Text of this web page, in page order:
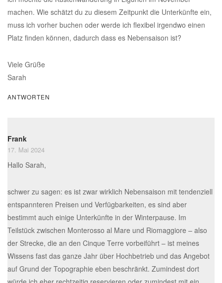
machen. Wie schätzt du zu diesem Zeitpunkt die Unterkünfte ein,
muss ich vorher buchen oder werde ich flexibel irgendwo einen
Platz finden können, dadurch dass es Nebensaison ist?
Viele Grüße
Sarah
ANTWORTEN
Frank
17. Mai 2024
Hallo Sarah,
schwer zu sagen: es ist zwar wirklich Nebensaison mit tendenziell
entspannteren Preisen und Verfügbarkeiten, es sind aber
bestimmt auch einige Unterkünfte in der Winterpause. Im
Teilstück zwischen Monterosso al Mare und Riomaggiore – also
der Strecke, die an den Cinque Terre vorbeiführt – ist meines
Wissens fast das ganze Jahr über Hochbetrieb und das Angebot
auf Grund der Topographie eben beschränkt. Zumindest dort